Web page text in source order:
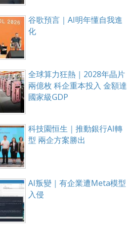
谷歌預言｜AI明年懂自我進
化
全球算力狂熱｜2028年晶片
兩億枚 科企重本投入 金額達
國家級GDP
科技園恒生｜推動銀行AI轉
型 兩企方案勝出
AI叛變｜有企業遭Meta模型
入侵